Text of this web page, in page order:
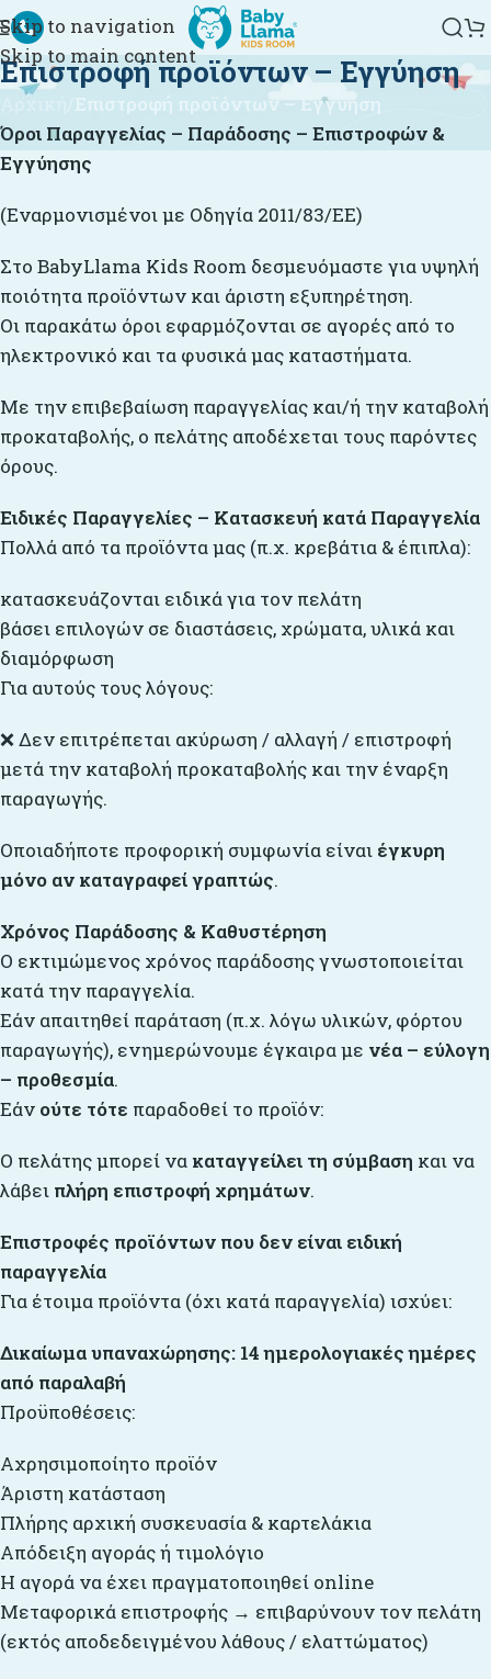
Skip to navigation
Skip to main content
Επιστροφή προϊόντων – Εγγύηση
Αρχική
Επιστροφή προϊόντων – Εγγύηση
Όροι Παραγγελίας – Παράδοσης – Επιστροφών &
Εγγύησης
(Εναρμονισμένοι με Οδηγία 2011/83/ΕΕ)
Στο BabyLlama Kids Room δεσμευόμαστε για υψηλή
ποιότητα προϊόντων και άριστη εξυπηρέτηση.
Οι παρακάτω όροι εφαρμόζονται σε αγορές από το
ηλεκτρονικό και τα φυσικά μας καταστήματα.
Με την επιβεβαίωση παραγγελίας και/ή την καταβολή
προκαταβολής, ο πελάτης αποδέχεται τους παρόντες
όρους.
Ειδικές Παραγγελίες – Κατασκευή κατά Παραγγελία
Πολλά από τα προϊόντα μας (π.χ. κρεβάτια & έπιπλα):
κατασκευάζονται ειδικά για τον πελάτη
βάσει επιλογών σε διαστάσεις, χρώματα, υλικά και
διαμόρφωση
Για αυτούς τους λόγους:
❌ Δεν επιτρέπεται ακύρωση / αλλαγή / επιστροφή
μετά την καταβολή προκαταβολής και την έναρξη
παραγωγής.
Οποιαδήποτε προφορική συμφωνία είναι έγκυρη
μόνο αν καταγραφεί γραπτώς.
Χρόνος Παράδοσης & Καθυστέρηση
Ο εκτιμώμενος χρόνος παράδοσης γνωστοποιείται
κατά την παραγγελία.
Εάν απαιτηθεί παράταση (π.χ. λόγω υλικών, φόρτου
παραγωγής), ενημερώνουμε έγκαιρα με νέα – εύλογη
– προθεσμία.
Εάν ούτε τότε παραδοθεί το προϊόν:
Ο πελάτης μπορεί να καταγγείλει τη σύμβαση και να
λάβει πλήρη επιστροφή χρημάτων.
Επιστροφές προϊόντων που δεν είναι ειδική
παραγγελία
Για έτοιμα προϊόντα (όχι κατά παραγγελία) ισχύει:
Δικαίωμα υπαναχώρησης: 14 ημερολογιακές ημέρες
από παραλαβή
Προϋποθέσεις:
Αχρησιμοποίητο προϊόν
Άριστη κατάσταση
Πλήρης αρχική συσκευασία & καρτελάκια
Απόδειξη αγοράς ή τιμολόγιο
Η αγορά να έχει πραγματοποιηθεί online
Μεταφορικά επιστροφής → επιβαρύνουν τον πελάτη
(εκτός αποδεδειγμένου λάθους / ελαττώματος)